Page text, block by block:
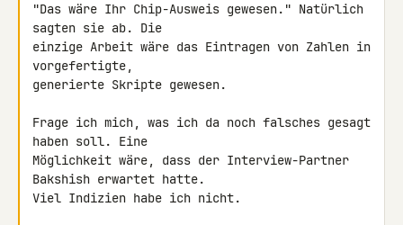
"Das wäre Ihr Chip-Ausweis gewesen." Natürlich
sagten sie ab. Die
einzige Arbeit wäre das Eintragen von Zahlen in
vorgefertigte,
generierte Skripte gewesen.
Frage ich mich, was ich da noch falsches gesagt
haben soll. Eine
Möglichkeit wäre, dass der Interview-Partner
Bakshish erwartet hatte.
Viel Indizien habe ich nicht.